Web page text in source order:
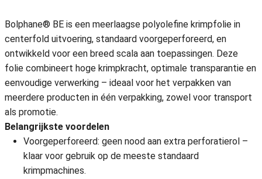
Bolphane® BE is een meerlaagse polyolefine krimpfolie in
centerfold uitvoering, standaard voorgeperforeerd, en
ontwikkeld voor een breed scala aan toepassingen. Deze
folie combineert hoge krimpkracht, optimale transparantie en
eenvoudige verwerking – ideaal voor het verpakken van
meerdere producten in één verpakking, zowel voor transport
als promotie.
Belangrijkste voordelen
Voorgeperforeerd: geen nood aan extra perforatierol –
klaar voor gebruik op de meeste standaard
krimpmachines.